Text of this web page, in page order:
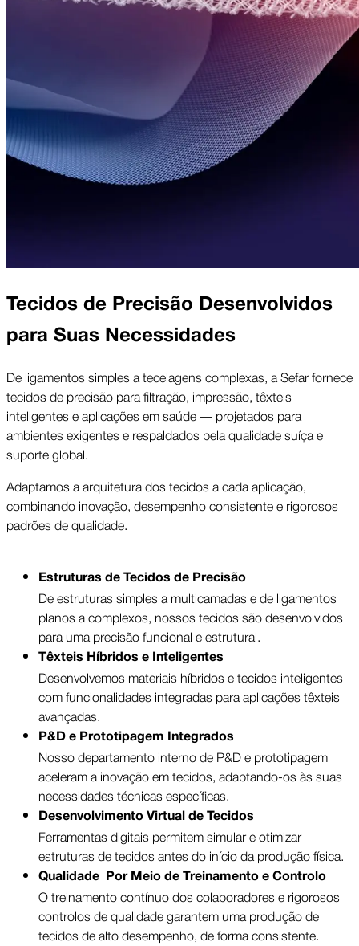
Tecidos de Precisão Desenvolvidos
para Suas Necessidades
De ligamentos simples a tecelagens complexas, a Sefar fornece
tecidos de precisão para filtração, impressão, têxteis
inteligentes e aplicações em saúde — projetados para
ambientes exigentes e respaldados pela qualidade suíça e
suporte global.
Adaptamos a arquitetura dos tecidos a cada aplicação,
combinando inovação, desempenho consistente e rigorosos
padrões de qualidade.
Estruturas de Tecidos de Precisão
De estruturas simples a multicamadas e de ligamentos
planos a complexos, nossos tecidos são desenvolvidos
para uma precisão funcional e estrutural.
Têxteis Híbridos e Inteligentes
Desenvolvemos materiais híbridos e tecidos inteligentes
com funcionalidades integradas para aplicações têxteis
avançadas.
P&D e Prototipagem Integrados
Nosso departamento interno de P&D e prototipagem
aceleram a inovação em tecidos, adaptando-os às suas
necessidades técnicas específicas.
Desenvolvimento Virtual de Tecidos
Ferramentas digitais permitem simular e otimizar
estruturas de tecidos antes do início da produção física.
Qualidade Por Meio de Treinamento e Controlo
O treinamento contínuo dos colaboradores e rigorosos
controlos de qualidade garantem uma produção de
tecidos de alto desempenho, de forma consistente.